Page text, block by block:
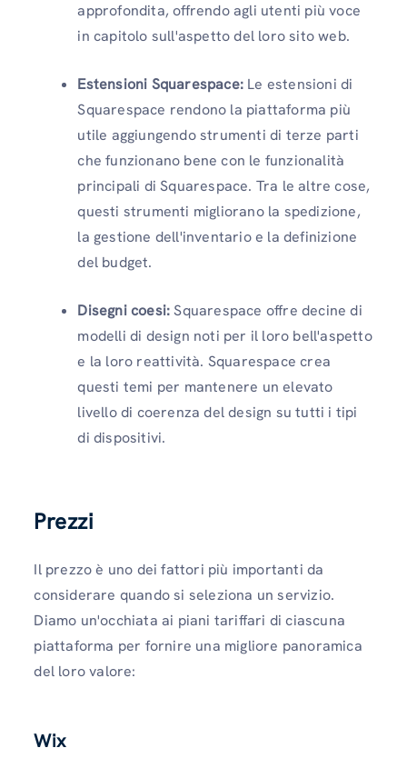
approfondita, offrendo agli utenti più voce
in capitolo sull'aspetto del loro sito web.
Estensioni Squarespace: Le estensioni di
Squarespace rendono la piattaforma più
utile aggiungendo strumenti di terze parti
che funzionano bene con le funzionalità
principali di Squarespace. Tra le altre cose,
questi strumenti migliorano la spedizione,
la gestione dell'inventario e la definizione
del budget.
Disegni coesi:Squarespace offre decine di
modelli di design noti per il loro bell'aspetto
e la loro reattività. Squarespace crea
questi temi per mantenere un elevato
livello di coerenza del design su tutti i tipi
di dispositivi.
Prezzi
Il prezzo è uno dei fattori più importanti da
considerare quando si seleziona un servizio.
Diamo un'occhiata ai piani tariffari di ciascuna
piattaforma per fornire una migliore panoramica
del loro valore:
Wix